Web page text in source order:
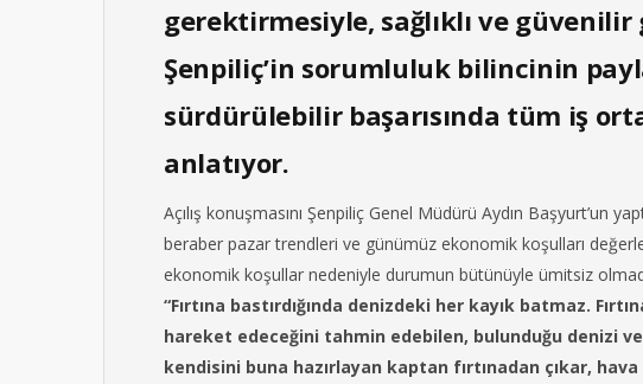
gerektirmesiyle, sağlıklı ve
Şenpiliç’in sorumluluk bilincinin
sürdürülebilir başarısında tüm iş
anlatıyor.
Açılış konuşmasını Şenpiliç Genel Müdürü Aydın Başyurt’un
beraber pazar trendleri ve günümüz ekonomik koşulları
ekonomik koşullar nedeniyle durumun bütünüyle ümitsiz
“Fırtına bastırdığında denizdeki her kayık batmaz.
hareket edeceğini tahmin edebilen, bulunduğu denizi ve
kendisini buna hazırlayan kaptan fırtınadan çıkar,